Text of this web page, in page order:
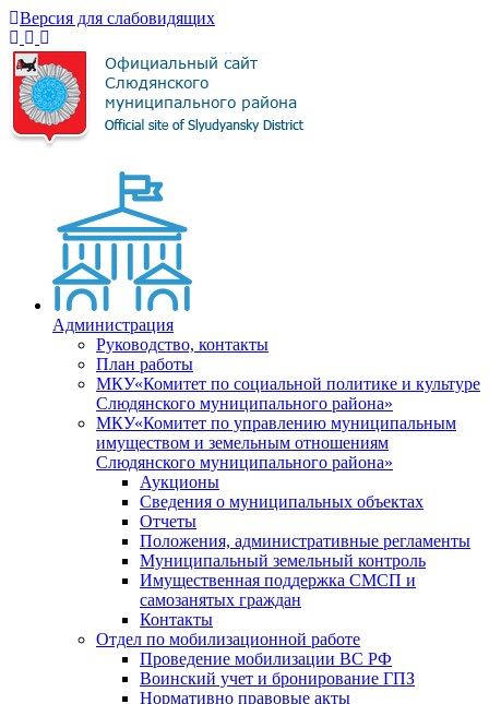
Версия для слабовидящих
Администрация
Руководство, контакты
План работы
МКУ«Комитет по социальной политике и культуре
Слюдянского муниципального района»
МКУ«Комитет по управлению муниципальным
имуществом и земельным отношениям
Слюдянского муниципального района»
Аукционы
Сведения о муниципальных объектах
Отчеты
Положения, административные регламенты
Муниципальный земельный контроль
Имущественная поддержка СМСП и
самозанятых граждан
Контакты
Отдел по мобилизационной работе
Проведение мобилизации ВС РФ
Воинский учет и бронирование ГПЗ
Нормативно правовые акты